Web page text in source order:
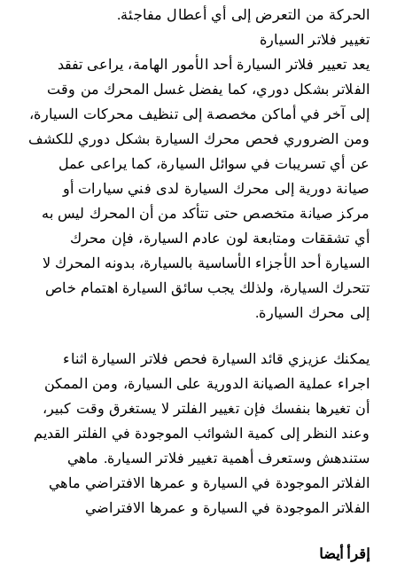
الحركة من التعرض إلى أي أعطال مفاجئة.
تغيير فلاتر السيارة
يعد تعيير فلاتر السيارة أحد الأمور الهامة، يراعى تفقد
الفلاتر بشكل دوري، كما يفضل غسل المحرك من وقت
إلى آخر في أماكن مخصصة إلى تنظيف محركات السيارة،
ومن الضروري فحص محرك السيارة بشكل دوري للكشف
عن أي تسريبات في سوائل السيارة، كما يراعى عمل
صيانة دورية إلى محرك السيارة لدى فني سيارات أو
مركز صيانة متخصص حتى تتأكد من أن المحرك ليس به
أي تشققات ومتابعة لون عادم السيارة، فإن محرك
السيارة أحد الأجزاء الأساسية بالسيارة، بدونه المحرك لا
تتحرك السيارة، ولذلك يجب سائق السيارة اهتمام خاص
إلى محرك السيارة.
يمكنك عزيزي قائد السيارة فحص فلاتر السيارة اثناء
اجراء عملية الصيانة الدورية على السيارة، ومن الممكن
أن تغيرها بنفسك فإن تغيير الفلتر لا يستغرق وقت كبير،
وعند النظر إلى كمية الشوائب الموجودة في الفلتر القديم
ستندهش وستعرف أهمية تغيير فلاتر السيارة. ماهي
الفلاتر الموجودة في السيارة و عمرها الافتراضي ماهي
الفلاتر الموجودة في السيارة و عمرها الافتراضي
إقرأ أيضا